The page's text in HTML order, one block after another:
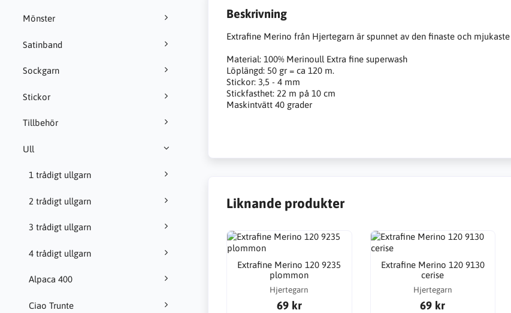
Mönster
Satinband
Sockgarn
Stickor
Tillbehör
Ull
1 trådigt ullgarn
2 trådigt ullgarn
3 trådigt ullgarn
4 trådigt ullgarn
Alpaca 400
Ciao Trunte
Beskrivning
Extrafine Merino från Hjertegarn är spunnet av den finaste och
Material: 100% Merinoull Extra fine superwash
Löplängd: 50 gr = ca 120 m.
Stickor: 3,5 - 4 mm
Stickfasthet: 22 m på 10 cm
Maskintvätt 40 grader
Liknande produkter
Extrafine Merino 120 9235
plommon
Hjertegarn
69 kr
Extrafine Merino 120 9130
cerise
Hjertegarn
69 kr